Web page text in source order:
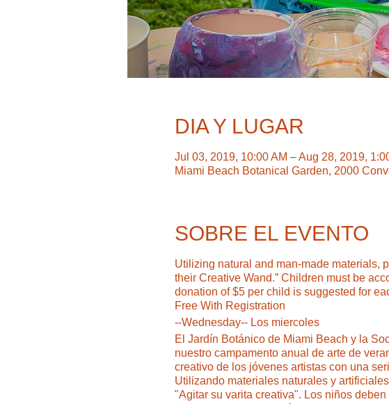
DIA Y LUGAR
Jul 03, 2019, 10:00 AM – Aug 28, 2019,
Miami Beach Botanical Garden, 2000
SOBRE EL EVENTO
Utilizing natural and man-made materials,
their Creative Wand.” Children must be
donation of $5 per child is suggested for
Free With Registration
--Wednesday-- Los miercoles
El Jardín Botánico de Miami Beach y la
nuestro campamento anual de arte de
creativo de los jóvenes artistas con una
Utilizando materiales naturales y
"Agitar su varita creativa". Los niños